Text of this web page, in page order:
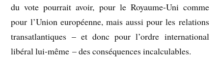
du vote pourrait avoir, pour le Royaume-Uni comme
pour l’Union européenne, mais aussi pour les relations
transatlantiques – et donc pour l’ordre international
libéral lui-même – des conséquences incalculables.